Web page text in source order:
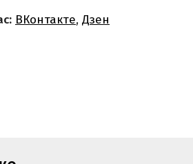
ВКонтакте, Дзен